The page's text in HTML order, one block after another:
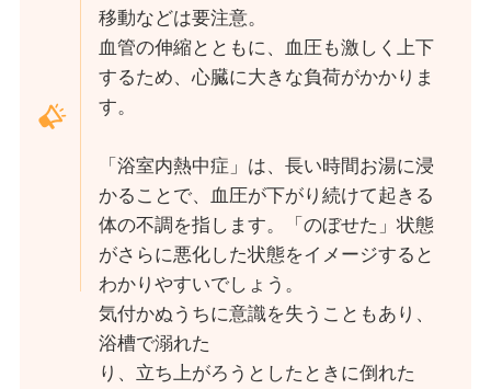
移動などは要注意。
血管の伸縮とともに、血圧も激しく上下
するため、心臓に大きな負荷がかかりま
す。
「浴室内熱中症」は、長い時間お湯に浸
かることで、血圧が下がり続けて起きる
体の不調を指します。「のぼせた」状態
がさらに悪化した状態をイメージすると
わかりやすいでしょう。
気付かぬうちに意識を失うこともあり、
浴槽で溺れた
り、立ち上がろうとしたときに倒れた